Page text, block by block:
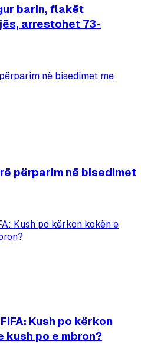
barin, flakët
arrestohet 73-
përparim në bisedimet
Kush po kërkon
kush po e mbron?